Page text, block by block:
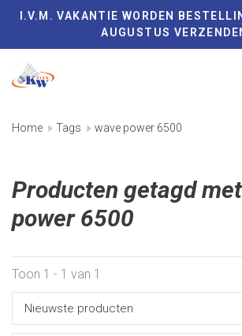
I.V.M. VAKANTIE WORDEN
AUGUSTUS
Home Tags wave power 6500
Producten getagd
power 6500
Toon 1 - 1 van 1
Nieuwste producten